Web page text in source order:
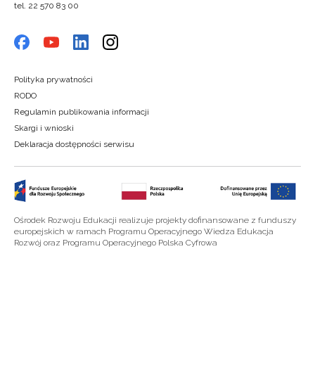
tel. 22 570 83 00
Polityka prywatności
RODO
Regulamin publikowania informacji
Skargi i wnioski
Deklaracja dostępności serwisu
Ośrodek Rozwoju Edukacji realizuje projekty dofinansowane z funduszy
europejskich w ramach Programu Operacyjnego Wiedza Edukacja
Rozwój oraz Programu Operacyjnego Polska Cyfrowa